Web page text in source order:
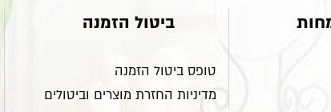
ביטול הזמנה
טופס ביטול הזמנה
מדיניות החזרת מוצרים וביטולים